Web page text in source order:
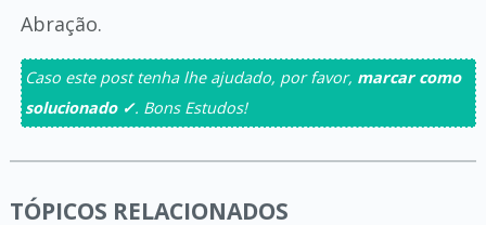
Abração.
Caso este post tenha lhe ajudado, por favor, marcar como
solucionado ✓. Bons Estudos!
TÓPICOS RELACIONADOS